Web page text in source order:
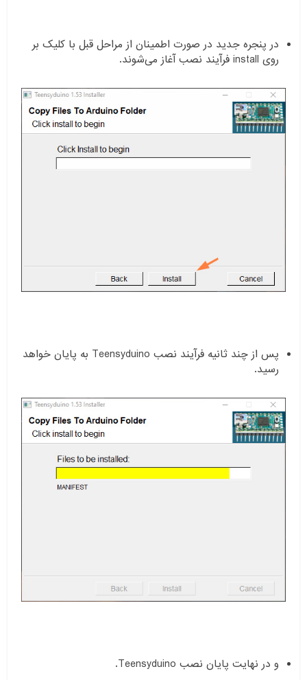
در پنجره جدید در صورت اطمینان از مراحل قبل با کلیک بر
روی install فرآیند نصب آغاز می‌شوند.
پس از چند ثانیه فرآیند نصب Teensyduino به پایان خواهد
رسید.
و در نهایت پایان نصب Teensyduino.